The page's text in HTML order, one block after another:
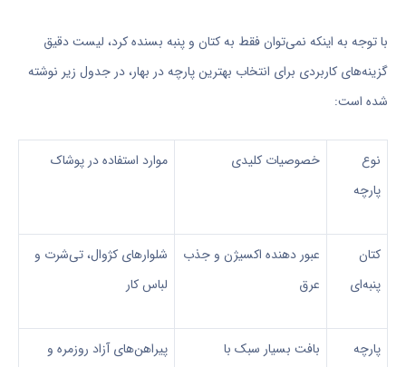
با توجه به اینکه نمی‌توان فقط به کتان و پنبه بسنده کرد، لیست دقیق
گزینه‌های کاربردی برای انتخاب بهترین پارچه در بهار، در جدول زیر نوشته
شده‌ است:
نوع
پارچه
خصوصیات کلیدی موارد استفاده در پوشاک
کتان
پنبه‌ای
عبور دهنده اکسیژن و جذب
عرق
شلوارهای کژوال، تی‌شرت و
لباس کار
پارچه
بافت بسیار سبک با
پیراهن‌های آزاد روزمره و